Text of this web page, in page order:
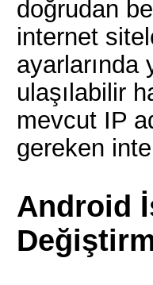
doğrudan
internet
ayarlarında
ulaşılabilir
mevcut IP
gereken
Android